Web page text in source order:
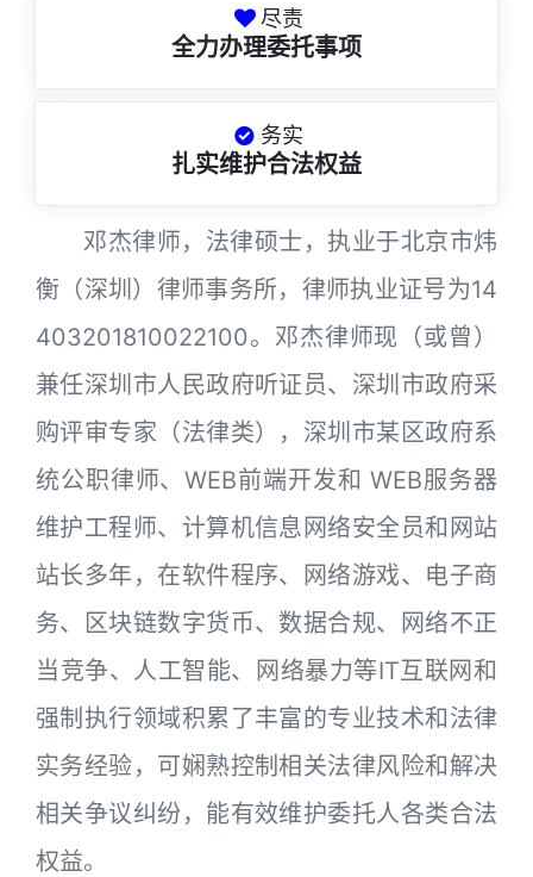
尽责
全力办理委托事项
务实
扎实维护合法权益
邓杰律师，法律硕士，执业于北京市炜
衡（深圳）律师事务所，律师执业证号为14
403201810022100。邓杰律师现（或曾）
兼任深圳市人民政府听证员、深圳市政府采
购评审专家（法律类），深圳市某区政府系
统公职律师、WEB前端开发和 WEB服务器
维护工程师、计算机信息网络安全员和网站
站长多年，在软件程序、网络游戏、电子商
务、区块链数字货币、数据合规、网络不正
当竞争、人工智能、网络暴力等IT互联网和
强制执行领域积累了丰富的专业技术和法律
实务经验，可娴熟控制相关法律风险和解决
相关争议纠纷，能有效维护委托人各类合法
权益。